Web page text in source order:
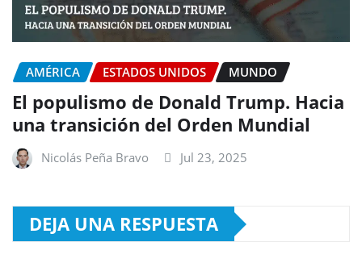
AMÉRICA ESTADOS UNIDOS MUNDO
El populismo de Donald Trump. Hacia
una transición del Orden Mundial
Nicolás Peña Bravo Jul 23, 2025
DEJA UNA RESPUESTA